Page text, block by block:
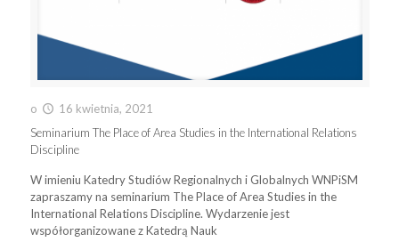
o
16 kwietnia, 2021
Seminarium The Place of Area Studies in the International Relations
Discipline
W imieniu Katedry Studiów Regionalnych i Globalnych WNPiSM
zapraszamy na seminarium The Place of Area Studies in the
International Relations Discipline. Wydarzenie jest
współorganizowane z Katedrą Nauk